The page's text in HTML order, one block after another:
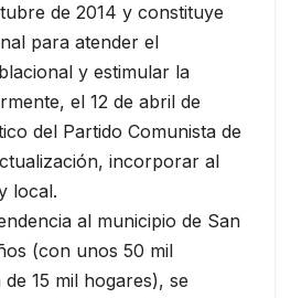
de 2014 y constituye
para atender el
y estimular la
el 12 de abril de
del Partido Comunista de
incorporar al
local.
al municipio de San
(con unos 50 mil
15 mil hogares), se